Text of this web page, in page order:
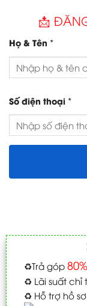
📩
Họ & Tên *
Số điện thoại *
♻️Trả góp 80%
♻️ Lãi suất chỉ
♻️ Hỗ trợ hồ